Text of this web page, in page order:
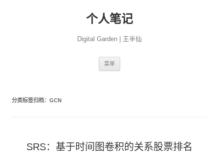
个人笔记
Digital Garden | 王半仙
菜单
分类标签归档： GCN
SRS：基于时间图卷积的关系股票排名